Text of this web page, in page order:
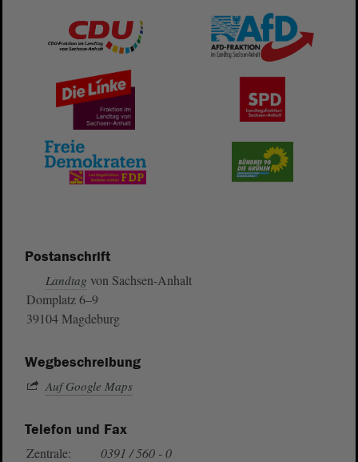
Postanschrift
Landtag von Sachsen-Anhalt
Domplatz 6–9
39104 Magdeburg
Wegbeschreibung
Auf Google Maps
Telefon und Fax
Zentrale:
0391 / 560 - 0